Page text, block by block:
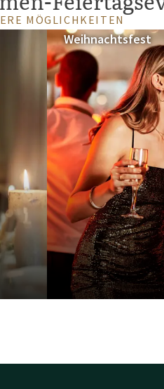
MÖGLICHKEITEN
Weihnachtsfest